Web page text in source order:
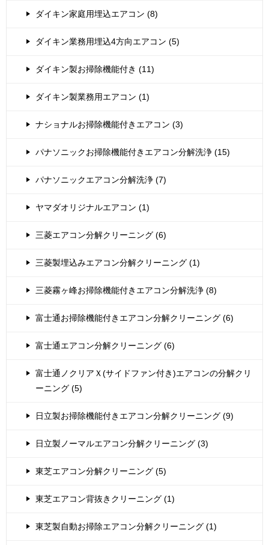
ダイキン家庭用埋込エアコン (8)
ダイキン業務用埋込4方向エアコン (5)
ダイキン製お掃除機能付き (11)
ダイキン製業務用エアコン (1)
ナショナルお掃除機能付きエアコン (3)
パナソニックお掃除機能付きエアコン分解洗浄 (15)
パナソニックエアコン分解洗浄 (7)
ヤマダオリジナルエアコン (1)
三菱エアコン分解クリーニング (6)
三菱製埋込みエアコン分解クリーニング (1)
三菱霧ヶ峰お掃除機能付きエアコン分解洗浄 (8)
富士通お掃除機能付きエアコン分解クリーニング (6)
富士通エアコン分解クリーニング (6)
富士通ノクリアＸ(サイドファン付き)エアコンの分解クリ
ーニング (5)
日立製お掃除機能付きエアコン分解クリーニング (9)
日立製ノーマルエアコン分解クリーニング (3)
東芝エアコン分解クリーニング (5)
東芝エアコン背抜きクリーニング (1)
東芝製自動お掃除エアコン分解クリーニング (1)